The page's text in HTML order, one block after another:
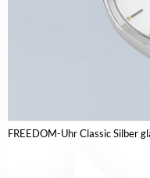
FREEDOM-Uhr Classic Silber